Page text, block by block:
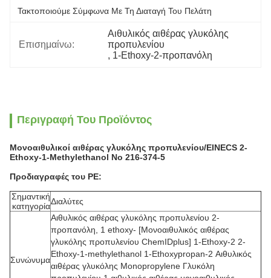
Τακτοποιούμε Σύμφωνα Με Τη Διαταγή Του Πελάτη
Επισημαίνω:
Αιθυλικός αιθέρας γλυκόλης
προπυλενίου
, 1-Ethoxy-2-προπανόλη
Περιγραφή Του Προϊόντος
Μονοαιθυλικοί αιθέρας γλυκόλης προπυλενίου/EINECS 2-
Ethoxy-1-Methylethanol Νο 216-374-5
Προδιαγραφές του PE:
Σημαντική
κατηγορίαΔιαλύτες
Συνώνυμα
Αιθυλικός αιθέρας γλυκόλης προπυλενίου 2-
προπανόλη, 1 ethoxy- [Μονοαιθυλικός αιθέρας
γλυκόλης προπυλενίου ChemIDplus] 1-Ethoxy-2 2-
Ethoxy-1-methylethanol 1-Ethoxypropan-2 Αιθυλικός
αιθέρας γλυκόλης Monopropylene Γλυκόλη